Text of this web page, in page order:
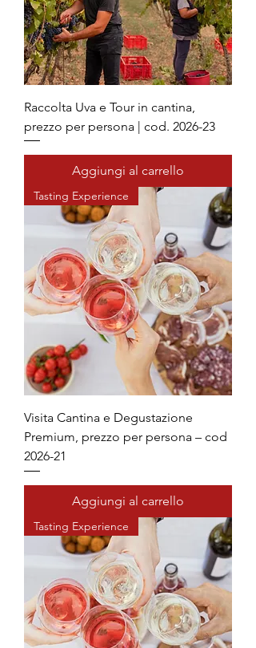
Raccolta Uva e Tour in cantina,
prezzo per persona | cod. 2026-23
Aggiungi al carrello
Tasting Experience
Visita Cantina e Degustazione
Premium, prezzo per persona – cod
2026-21
Aggiungi al carrello
Tasting Experience